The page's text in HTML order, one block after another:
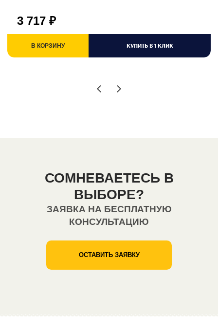
3 717 ₽
В КОРЗИНУ КУПИТЬ В 1 КЛИК
СОМНЕВАЕТЕСЬ В
ВЫБОРЕ?
ЗАЯВКА НА БЕСПЛАТНУЮ
КОНСУЛЬТАЦИЮ
ОСТАВИТЬ ЗАЯВКУ